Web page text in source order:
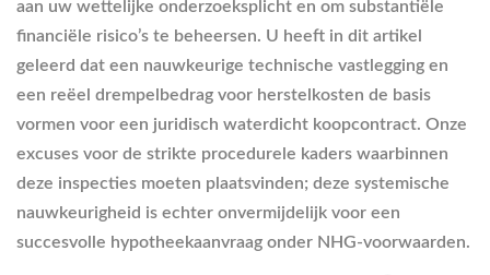
aan uw wettelijke onderzoeksplicht en om substantiële
financiële risico’s te beheersen. U heeft in dit artikel
geleerd dat een nauwkeurige technische vastlegging en
een reëel drempelbedrag voor herstelkosten de basis
vormen voor een juridisch waterdicht koopcontract. Onze
excuses voor de strikte procedurele kaders waarbinnen
deze inspecties moeten plaatsvinden; deze systemische
nauwkeurigheid is echter onvermijdelijk voor een
succesvolle hypotheekaanvraag onder NHG-voorwaarden.